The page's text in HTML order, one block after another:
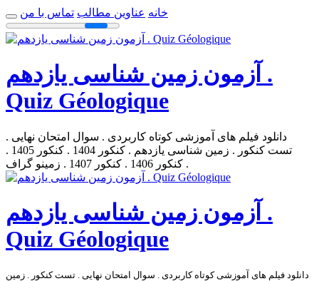
خانه عناوین مطالب تماس با من
آزمون زمین شناسی یازدهم .
Quiz Géologique
دانلود فیلم های آموزشی کوتاه کاربردی . سوال امتحان نهایی .
تست کنکور . زمین شناسی یازدهم . کنکور 1404 . کنکور 1405 .
کنکور 1406 . کنکور 1407 . زمینو گراف .
آزمون زمین شناسی یازدهم .
Quiz Géologique
دانلود فیلم های آموزشی کوتاه کاربردی . سوال امتحان نهایی . تست کنکور . زمین